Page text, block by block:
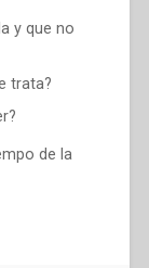
y que no
trata?
de la